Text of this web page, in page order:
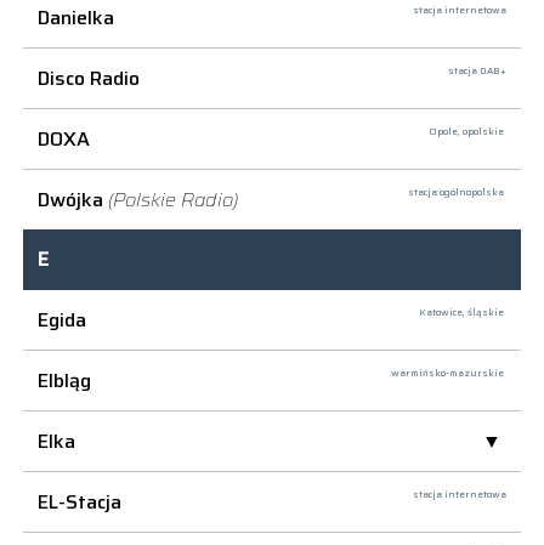
Danielka
stacja internetowa
Disco Radio stacja DAB+
DOXA Opole, opolskie
Dwójka (Polskie Radio) stacja ogólnopolska
E
Egida
Katowice, śląskie
Elbląg warmińsko-mazurskie
Elka
EL-Stacja
stacja internetowa